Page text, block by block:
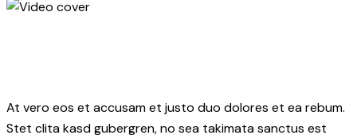
At vero eos et accusam et justo duo dolores et ea rebum.
Stet clita kasd gubergren, no sea takimata sanctus est